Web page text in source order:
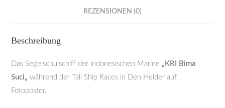
REZENSIONEN (0)
Beschreibung
Das Segelschulschiff der indonesischen Marine „KRI Bima
Suci„ während der Tall Ship Races in Den Helder auf
Fotoposter.